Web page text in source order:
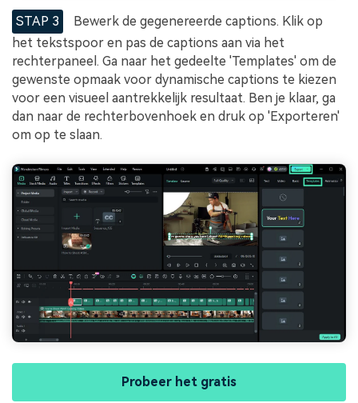
STAP 3
Bewerk de gegenereerde captions. Klik op
het tekstspoor en pas de captions aan via het
rechterpaneel. Ga naar het gedeelte 'Templates' om de
gewenste opmaak voor dynamische captions te kiezen
voor een visueel aantrekkelijk resultaat. Ben je klaar, ga
dan naar de rechterbovenhoek en druk op 'Exporteren'
om op te slaan.
Probeer het gratis